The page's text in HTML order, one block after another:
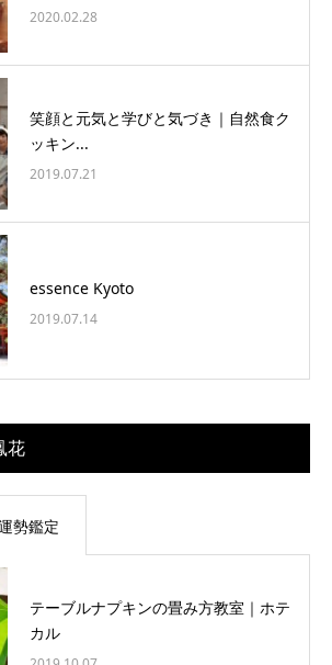
2020.02.28
笑顔と元気と学びと気づき｜自然食ク
ッキン...
2019.07.21
essence Kyoto
2019.07.14
花
勢鑑定
テーブルナプキンの畳み方教室｜ホテ
カル